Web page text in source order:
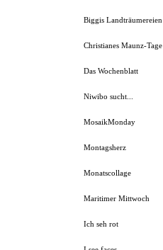
Biggis Landträumereien
Christianes Maunz-Tage
Das Wochenblatt
Niwibo sucht...
MosaikMonday
Montagsherz
Monatscollage
Maritimer Mittwoch
Ich seh rot